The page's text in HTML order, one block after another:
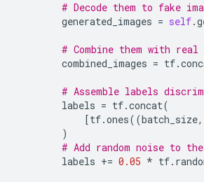
# Decode them to fake
generated_images = self.
# Combine them with real
combined_images = tf.
# Assemble labels
labels = tf.concat(
[tf.ones((batch_size,
)
# Add random noise to
labels += 0.05 * tf.